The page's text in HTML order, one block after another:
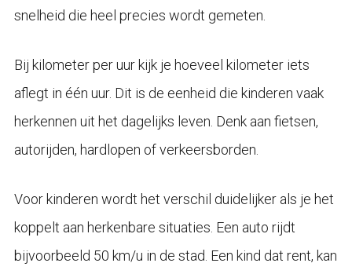
snelheid die heel precies wordt gemeten.
Bij kilometer per uur kijk je hoeveel kilometer iets
aflegt in één uur. Dit is de eenheid die kinderen vaak
herkennen uit het dagelijks leven. Denk aan fietsen,
autorijden, hardlopen of verkeersborden.
Voor kinderen wordt het verschil duidelijker als je het
koppelt aan herkenbare situaties. Een auto rijdt
bijvoorbeeld 50 km/u in de stad. Een kind dat rent, kan